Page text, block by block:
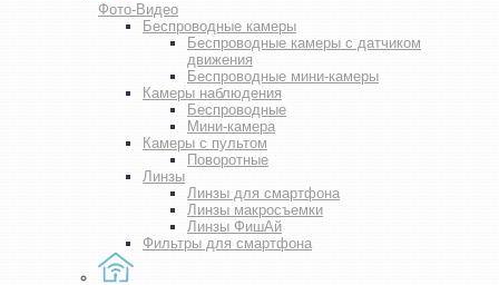
Фото-Видео
Беспроводные камеры
Беспроводные камеры с датчиком
движения
Беспроводные мини-камеры
Камеры наблюдения
Беспроводные
Мини-камера
Камеры с пультом
Поворотные
Линзы
Линзы для смартфона
Линзы макросъемки
Линзы ФишАй
Фильтры для смартфона